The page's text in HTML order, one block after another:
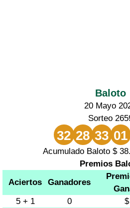
Baloto
20 Mayo
Sorteo
32 28 33 01
Acumulado Baloto $
Premios
Aciertos
Ganadores
5 + 1
0